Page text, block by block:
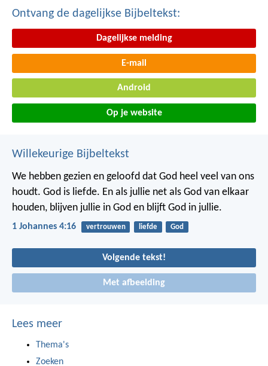
Ontvang de dagelijkse Bijbeltekst:
Dagelijkse melding
E-mail
Android
Op je website
Willekeurige Bijbeltekst
We hebben gezien en geloofd dat God heel veel van ons
houdt. God is liefde. En als jullie net als God van elkaar
houden, blijven jullie in God en blijft God in jullie.
1 Johannes 4:16 vertrouwen liefde God
Volgende tekst!
Met afbeelding
Lees meer
Thema's
Zoeken